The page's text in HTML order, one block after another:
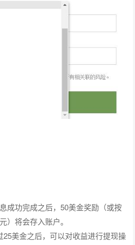
成功完成之后，50美金奖励（或按
）将会存入账户。
美金之后，可以对收益进行提现操